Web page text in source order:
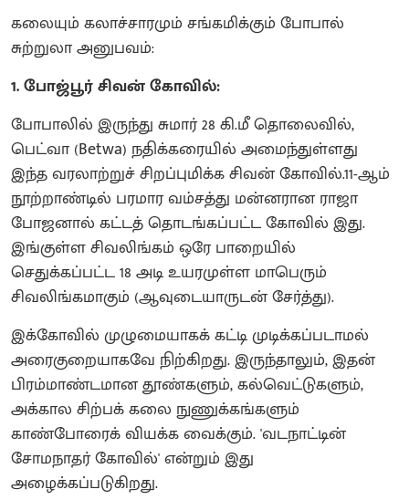
கலையும் கலாச்சாரமும் சங்கமிக்கும் போபால்
சுற்றுலா அனுபவம்:
1. போஜ்பூர் சிவன் கோவில்:
போபாலில் இருந்து சுமார் 28 கி.மீ தொலைவில்,
பெட்வா (Betwa) நதிக்கரையில் அமைந்துள்ளது
இந்த வரலாற்றுச் சிறப்புமிக்க சிவன் கோவில்.11-ஆம்
நூற்றாண்டில் பரமார வம்சத்து மன்னரான ராஜா
போஜனால் கட்டத் தொடங்கப்பட்ட கோவில் இது.
இங்குள்ள சிவலிங்கம் ஒரே பாறையில்
செதுக்கப்பட்ட 18 அடி உயரமுள்ள மாபெரும்
சிவலிங்கமாகும் (ஆவுடையாருடன் சேர்த்து).
இக்கோவில் முழுமையாகக் கட்டி முடிக்கப்படாமல்
அரைகுறையாகவே நிற்கிறது. இருந்தாலும், இதன்
பிரம்மாண்டமான தூண்களும், கல்வெட்டுகளும்,
அக்கால சிற்பக் கலை நுணுக்கங்களும்
காண்போரைக் வியக்க வைக்கும். 'வடநாட்டின்
சோமநாதர் கோவில்' என்றும் இது
அழைக்கப்படுகிறது.